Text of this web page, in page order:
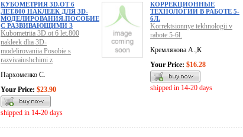
КУБОМЕТРИЯ 3D.ОТ 6
ЛЕТ.800 НАКЛЕЕК ДЛЯ 3D-
МОДЕЛИРОВАНИЯ.ПОСОБИЕ
С РАЗВИВАЮЩИМИ З
Kubometriia 3D.ot 6 let.800
nakleek dlia 3D-
modelirovaniia.Posobie s
razvivaiushchimi z
Пархоменко С.
Your Price: $23.90
shipped in 14-20 days
КОРРЕКЦИОННЫЕ
ТЕХНОЛОГИИ В РАБОТЕ 5-
6Л.
Korrektsionnye tekhnologii v
rabote 5-6l.
Кремлякова А.,К
Your Price: $16.28
shipped in 14-20 days